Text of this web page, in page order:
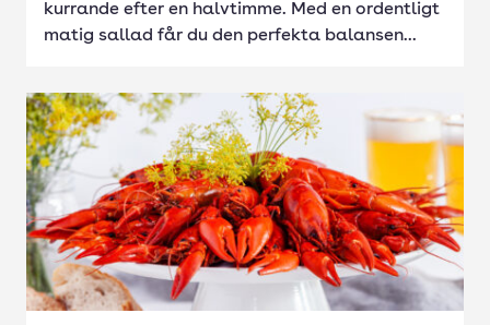
kurrande efter en halvtimme. Med en ordentligt
matig sallad får du den perfekta balansen...